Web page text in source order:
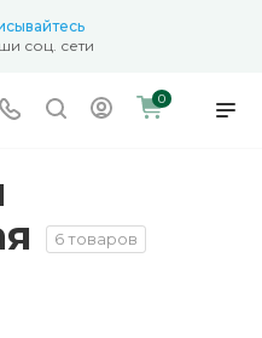
соц. сети
0
6 товаров